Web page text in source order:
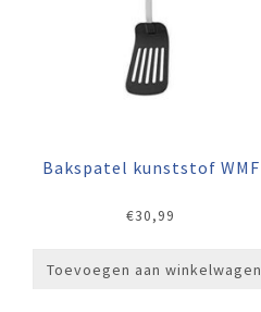
Bakspatel kunststof WMF
€30,99
Toevoegen aan winkelwagen